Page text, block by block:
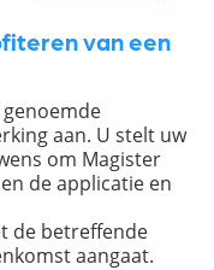
van een
aan. U stelt uw
om Magister
de applicatie en
de betreffende
aangaat.